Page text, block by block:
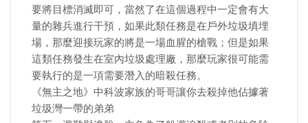
要將目標消滅即可，當然了在這個過程中一定會有大
量的雜兵進行干預，如果此類任務是在戶外垃圾填埋
場，那麼迎接玩家的將是一場血腥的槍戰；但是如果
這類任務發生在室內垃圾處理廠，那麼玩家很可能需
要執行的是一項需要潛入的暗殺任務。
《無主之地》中科波家族的哥哥讓你去殺掉他佔據著
垃圾灣一帶的弟弟